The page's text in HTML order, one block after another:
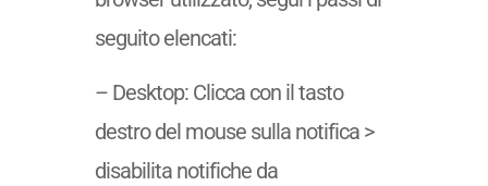
seguito elencati:
– Desktop: Clicca con il tasto
destro del mouse sulla notifica >
disabilita notifiche da